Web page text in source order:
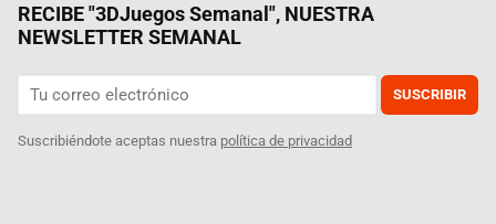
RECIBE "3DJuegos Semanal", NUESTRA
NEWSLETTER SEMANAL
SUSCRIBIR
Suscribiéndote aceptas nuestra política de privacidad